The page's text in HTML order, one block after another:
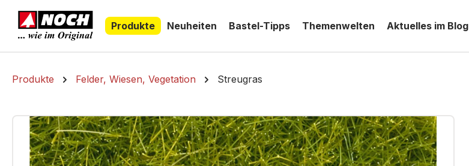
Zur Hauptnavigation springen
Produkte
Neuheiten Bastel-Tipps Themenwelten Aktuelles im Blog
Produkte Felder, Wiesen, Vegetation Streugras
Bildergalerie überspringen